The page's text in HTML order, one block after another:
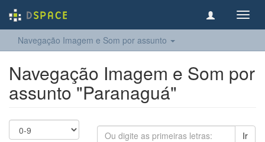
Navegação Imagem e Som por assunto
Navegação Imagem e Som por
assunto "Paranaguá"
Ir